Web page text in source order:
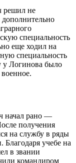
решил не
дополнительно
специальность
еще ходил на
специальность
у Логинова было
начал рано —
получения
на службу в ряды
учебе на
в звании
командиром